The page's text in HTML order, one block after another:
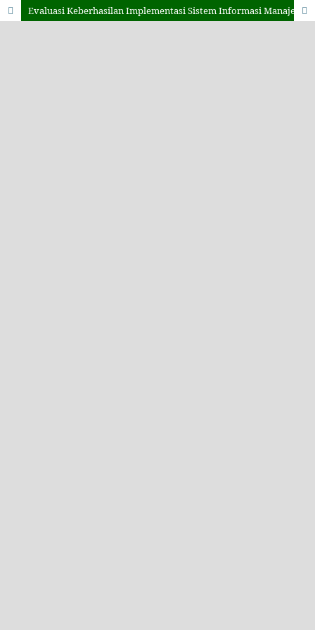
Evaluasi Keberhasilan Implementasi Sistem Informasi Manajemen Proyek dalam Meningkatkan Efektivitas Tim Kerja